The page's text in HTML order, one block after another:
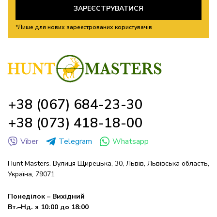
ЗАРЕЄСТРУВАТИСЯ
*Лише для нових зареєстрованих користувачів
+38 (067) 684-23-30
+38 (073) 418-18-00
Viber Telegram Whatsapp
Hunt Masters. Вулиця Щирецька, 30, Львів, Львівська область,
Україна, 79071
Понеділок – Вихідний
Вт.–Нд. з 10:00 до 18:00